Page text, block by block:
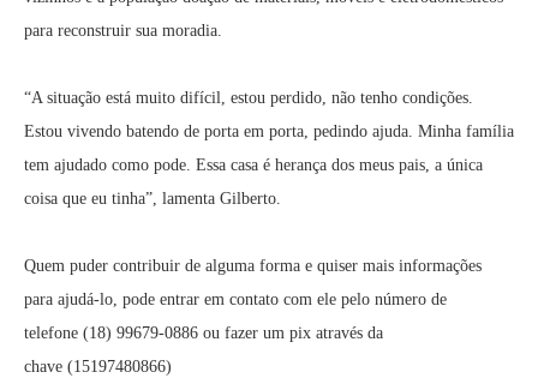
para reconstruir sua moradia.
“A situação está muito difícil, estou perdido, não tenho condições.
Estou vivendo batendo de porta em porta, pedindo ajuda. Minha família
tem ajudado como pode. Essa casa é herança dos meus pais, a única
coisa que eu tinha”, lamenta Gilberto.
Quem puder contribuir de alguma forma e quiser mais informações
para ajudá-lo, pode entrar em contato com ele pelo número de
telefone (18) 99679-0886 ou fazer um pix através da
chave (15197480866)